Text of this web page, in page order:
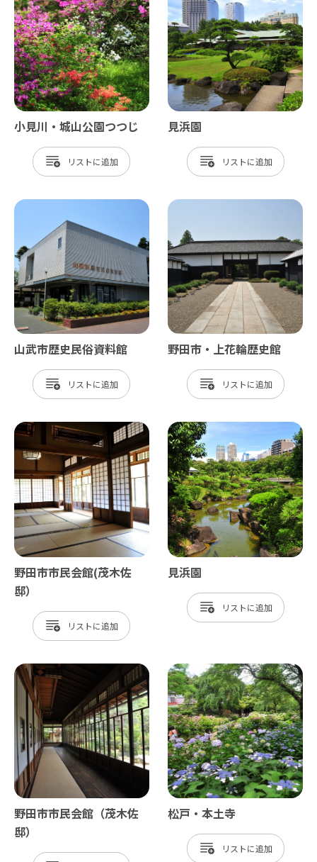
小見川・城山公園つつじ
リスト
見浜園
リスト
山武市歴史民俗資料館
リスト
野田市・上花輪歴史館
リスト
野田市市民会館(茂木佐
邸）
リスト
見浜園
リスト
野田市市民会館（茂木佐
邸）
松戸・本土寺
リスト